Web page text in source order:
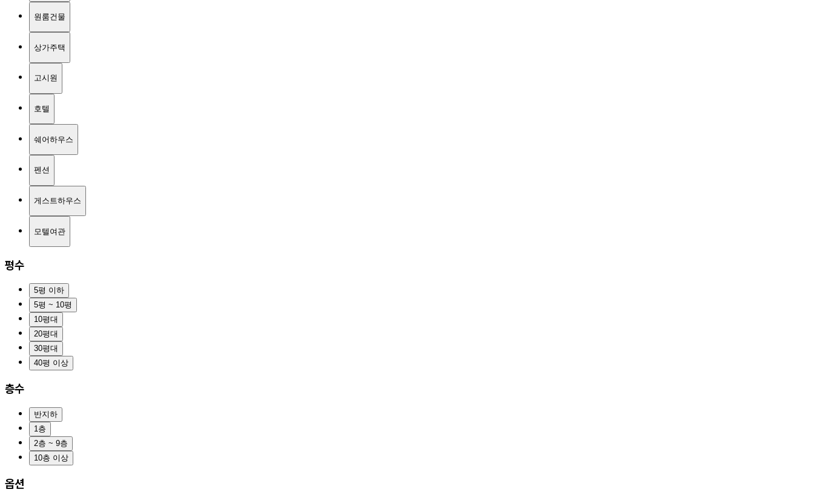
원룸건물
상가주택
고시원
호텔
쉐어하우스
펜션
게스트하우스
모텔여관
평수
5평 이하
5평 ~ 10평
10평대
20평대
30평대
40평 이상
층수
반지하
1층
2층 ~ 9층
10층 이상
옵션